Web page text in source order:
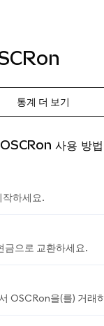
통계 더 보기
사용 방법
작하세요.
금으로 교환하세요.
OSCRon을(를) 거래